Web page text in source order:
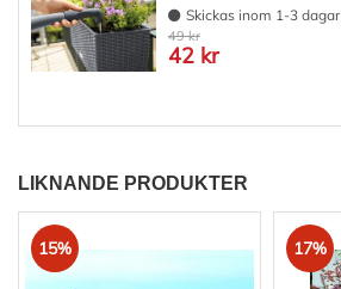
Skickas inom 1-3 dagar
49 kr
42 kr
LIKNANDE PRODUKTER
15% 17%